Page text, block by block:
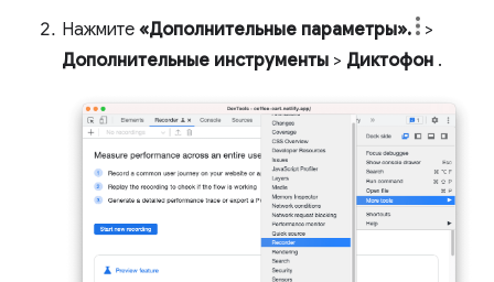
Нажмите «Дополнительные параметры».
>
Дополнительные инструменты > Диктофон .